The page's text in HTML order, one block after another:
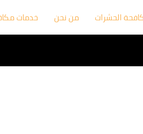
الحشرات من نحن خدمات